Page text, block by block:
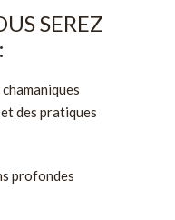
SEREZ
des pratiques
profondes